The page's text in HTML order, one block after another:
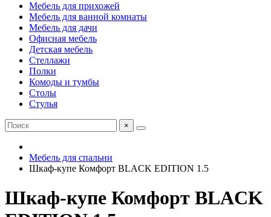
Мебель для прихожей
Мебель для ванной комнаты
Мебель для дачи
Офисная мебель
Детская мебель
Стеллажи
Полки
Комоды и тумбы
Столы
Стулья
×
Мебель для спальни
Шкаф-купе Комфорт BLACK EDITION 1.5
Шкаф-купе Комфорт BLACK